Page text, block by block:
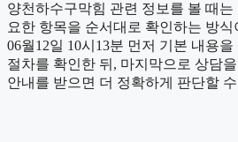
양천하수구막힘 관련 정보를 볼 때
요한 항목을 순서대로 확인하는 방식
06월12일 10시13분 먼저 기본 내용
절차를 확인한 뒤, 마지막으로 상담
안내를 받으면 더 정확하게 판단할